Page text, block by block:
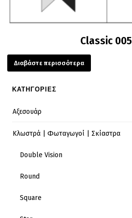
Classic 005
Διαβάστε περισσότερα
ΚΑΤΗΓΟΡΙΕΣ
Αξεσουάρ
Κλωστρά | Φωταγωγοί | Σκίαστρα
Double Vision
Round
Square